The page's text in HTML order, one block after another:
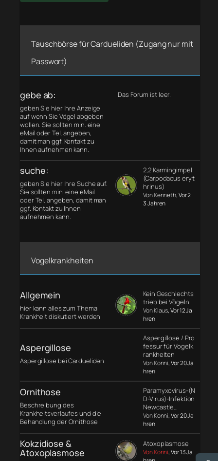
Tauschbörse für Cardueliden (Zugang nur mit
Passwort)
gebe ab:
geben Sie hier Ihre Anzeige
auf wenn Sie Vögel abgeben
wollen. Sie sollten min. eine
eMail oder Tel. angeben,
damit man ggf. Kontakt zu
Ihnen aufnehmen kann.
Das Forum ist leer.
suche:
geben Sie hier Ihre Suche auf.
Sie sollten min. eine eMail
oder Tel. angeben, damit man
ggf. Kontakt zu Ihnen
aufnehmen kann.
2,2 Karmingimpel
(Carpodacus eryt
hrinus)
Von Kenneth, Vor 2
3 Jahren
Vogelkrankheiten
Allgemein
hier kann alles zum Thema
Krankheit diskutiert werden
Kein Geschlechts
trieb bei Vögeln
Von Klaus, Vor 12 Ja
hren
Aspergillose
Aspergillose bei Cardueliden
Aspergillose / Pro
fessur für Vogelk
rankheiten
Von Konni, Vor 20 Ja
hren
Ornithose
Beschreibung des
Krankheitsverlaufes und die
Behandlung der Ornithose
Paramyxovirus-(N
D-Virus)-Infektion
Newcastle…
Von Konni, Vor 20 Ja
hren
Kokzidiose &
Atoxoplasmose
Atoxoplasmose
Von Konni, Vor 13 Ja